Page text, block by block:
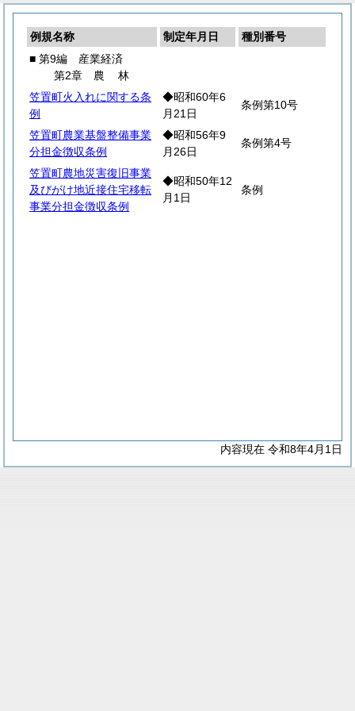
例規名称 制定年月日
種別番号
■ 第9編 産業経済
第2章 農林
笠置町火入れに関する条
例
◆昭和60年6
月21日
条例第10号
笠置町農業基盤整備事業
分担金徴収条例
◆昭和56年9
月26日
条例第4号
笠置町農地災害復旧事業
及びがけ地近接住宅移転
事業分担金徴収条例
◆昭和50年12
月1日
条例
内容現在 令和8年4月1日